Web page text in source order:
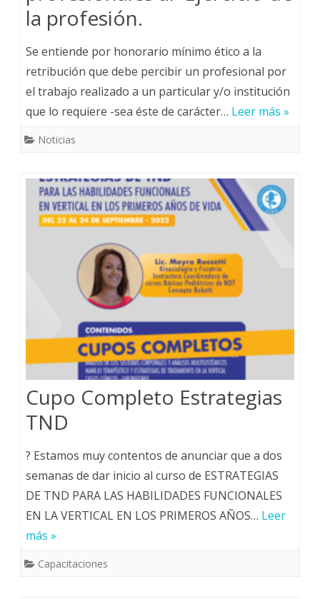
la profesión.
Se entiende por honorario mínimo ético a la
retribución que debe percibir un profesional por
el trabajo realizado a un particular y/o institución
que lo requiere -sea éste de carácter… Leer más »
Noticias
Cupo Completo Estrategias
TND
? Estamos muy contentos de anunciar que a dos
semanas de dar inicio al curso de ESTRATEGIAS
DE TND PARA LAS HABILIDADES FUNCIONALES
EN LA VERTICAL EN LOS PRIMEROS AÑOS… Leer
más »
Capacitaciones